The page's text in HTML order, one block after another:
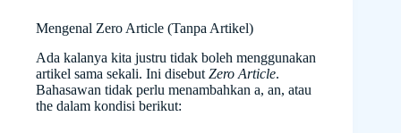
Mengenal Zero Article (Tanpa Artikel)
Ada kalanya kita justru tidak boleh menggunakan
artikel sama sekali. Ini disebut Zero Article.
Bahasawan tidak perlu menambahkan a, an, atau
the dalam kondisi berikut: